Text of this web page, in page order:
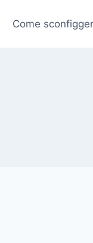
Come